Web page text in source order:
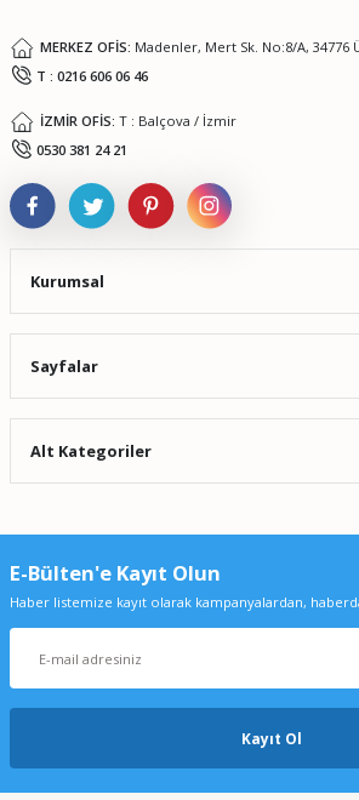
MERKEZ OFİS: Madenler, Mert Sk. No:8/A, 34776
T : 0216 606 06 46
İZMİR OFİS: T : Balçova / İzmir
0530 381 24 21
Kurumsal
Sayfalar
Alt Kategoriler
E-Bülten'e Kayıt Olun
Haber listemize kayıt olarak kampanyalardan,
Kayıt Ol